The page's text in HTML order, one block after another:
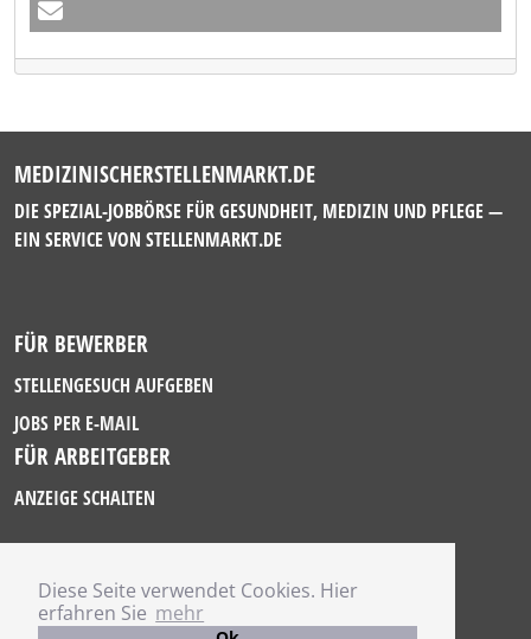
Diese Seite verwendet Cookies. Hier
erfahren Sie mehr
MEDIZINISCHERSTELLENMARKT.DE
DIE SPEZIAL-JOBBÖRSE FÜR GESUNDHEIT, MEDIZIN UND PFLEGE —
EIN SERVICE VON STELLENMARKT.DE
FÜR BEWERBER
STELLENGESUCH AUFGEBEN
JOBS PER E-MAIL
FÜR ARBEITGEBER
ANZEIGE SCHALTEN
IMPRESSUM
DATENSCHUTZ